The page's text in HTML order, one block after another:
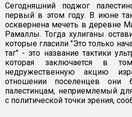
Сегодняшний поджог
первый в этом году. В июне
осквернена мечеть в деревне
Рамаллы. Тогда хулиганы
которые гласили "Это только
таг" - это название тактики
которая заключается в
недружественную акцию
отношении поселенцев они
палестинцам, неприемлемый
с политической точки зрения,